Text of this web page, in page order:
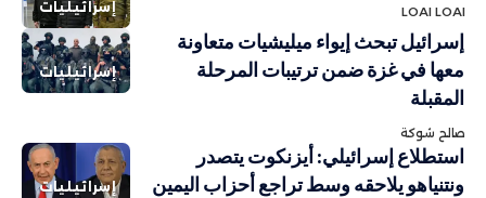
إسرائيليات LOAI LOAI
إسرائيليات
إسرائيل تبحث إيواء ميليشيات متعاونة
معها في غزة ضمن ترتيبات المرحلة
المقبلة
صالح شوكة
إسرائيليات
استطلاع إسرائيلي: أيزنكوت يتصدر
ونتنياهو يلاحقه وسط تراجع أحزاب اليمين